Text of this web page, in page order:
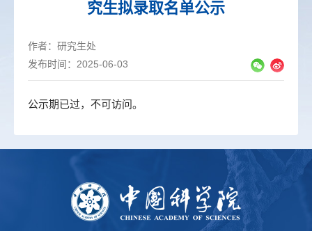
究生拟录取名单公示
作者：研究生处
发布时间：2025-06-03
公示期已过，不可访问。